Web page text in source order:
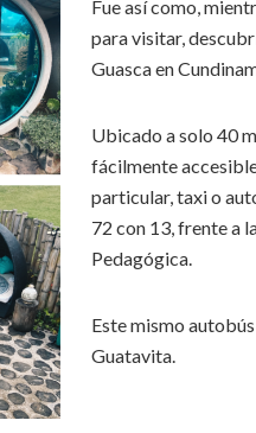
Fue así como,
para visitar,
Guasca en
Ubicado a solo 40
fácilmente
particular, taxi o
72 con 13, frente a
Pedagógica.
Este mismo
Guatavita.